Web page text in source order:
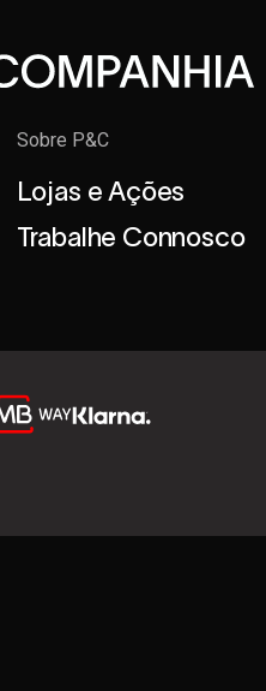
Sobre P&C
Lojas e Ações
Trabalhe Connosco